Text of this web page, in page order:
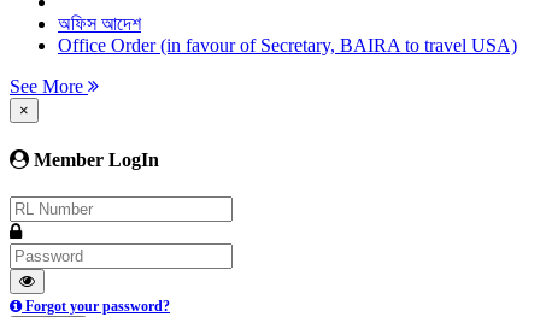
অফিস আদেশ
Office Order (in favour of Secretary, BAIRA to travel USA)
See More
×
Member LogIn
Forgot your password?